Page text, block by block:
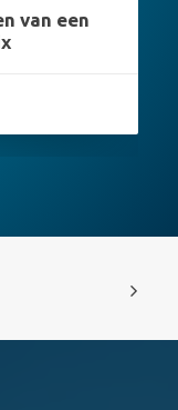
van een